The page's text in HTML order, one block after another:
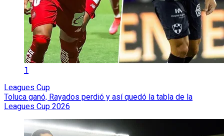
1
Leagues Cup
Toluca ganó, Rayados perdió y así quedó la tabla de la
Leagues Cup 2026